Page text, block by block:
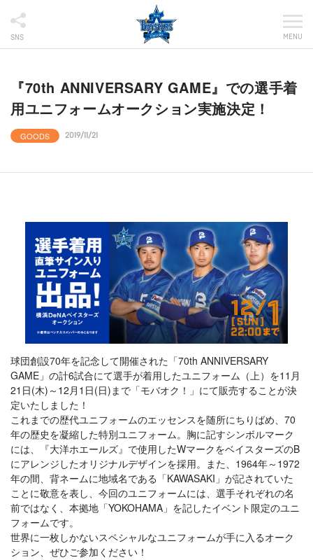
SNS MENU
『70th ANNIVERSARY GAME』での選手着
用ユニフォームオークション実施決定！
GOODS 2019/11/21
球団創設70年を記念して開催された「70th ANNIVERSARY
GAME」の計6試合にて選手が着用したユニフォーム（上）を11月
21日(木)～12月1日(日)まで「モバオク！」にて販売することが決
定いたしました！
これまでの歴代ユニフォームのエッセンスを随所にちりばめ、70
年の歴史を凝縮した特別ユニフォーム。胸に記すシンボルマーク
には、『大洋ホエールズ』で使用したWマークをベイスターズのB
にアレンジしたオリジナルデザインを採用。また、1964年～1972
年の間、背ネームに地域名である「KAWASAKI」が記されていた
ことに敬意を表し、今回のユニフォームには、選手それぞれの名
前ではなく、本拠地「YOKOHAMA」を記したイベント限定のユニ
フォームです。
世界に一枚しかないスペシャルなユニフォームが手に入るオーク
ション、ぜひご参加ください！